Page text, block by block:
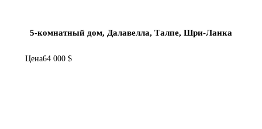
5-комнатный дом, Далавелла, Талпе, Шри-Ланка
Цена64 000 $